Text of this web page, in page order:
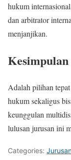
hukum
dan arbitrator
menjanjikan.
Kesimpulan
Adalah pilihan
hukum sekaligus
keunggulan
lulusan jurusan ini
Categories: